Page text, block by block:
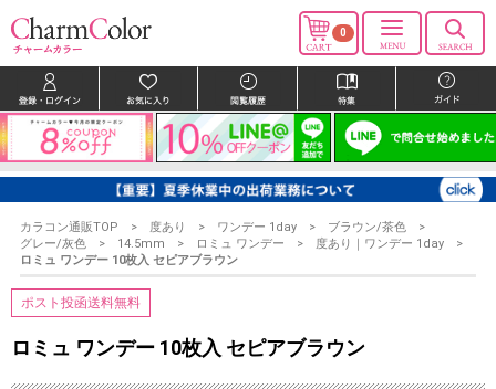
0
カラコン通販TOP 度あり ワンデー 1day
ブラウン/茶色
グレー/灰色
14.5mm ロミュ ワンデー
度あり｜ワンデー 1day
ロミュ ワンデー 10枚入 セピアブラウン
ポスト投函送料無料
ロミュ ワンデー 10枚入 セピアブラウン